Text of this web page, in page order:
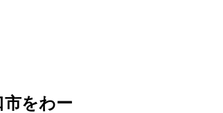
をわー